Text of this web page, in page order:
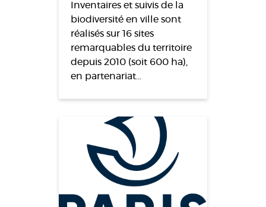
Inventaires et suivis de la
biodiversité en ville sont
réalisés sur 16 sites
remarquables du territoire
depuis 2010 (soit 600 ha),
en partenariat…